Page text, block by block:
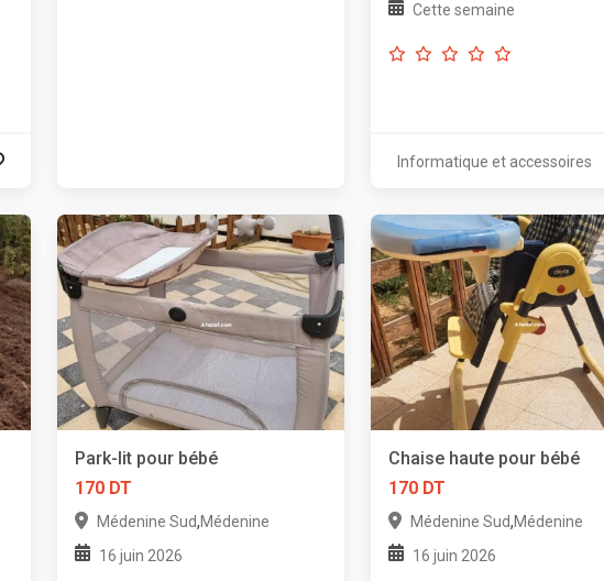
Cette semaine
Informatique et accessoires
Park-lit pour bébé
170 DT
Médenine Sud,Médenine
16 juin 2026
Chaise haute pour bébé
170 DT
Médenine Sud,Médenine
16 juin 2026